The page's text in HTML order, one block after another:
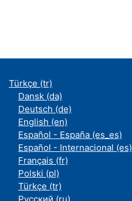
Türkçe ‎(tr)‎
Dansk ‎(da)‎
Deutsch ‎(de)‎
English ‎(en)‎
Español - España ‎(es_es)‎
Español - Internacional ‎(es)‎
Français ‎(fr)‎
Polski ‎(pl)‎
Türkçe ‎(tr)‎